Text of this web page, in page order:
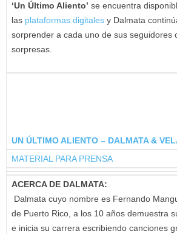
‘Un Último Aliento’ se encuentra
las plataformas digitales y Dalmata
sorprender a cada uno de sus seguidores
sorpresas.
UN ÚLTIMO ALIENTO – DALMATA &
MATERIAL PARA PRENSA
ACERCA DE DALMATA:
Dalmata cuyo nombre es Fernando
de Puerto Rico, a los 10 años demuestra
e inicia su carrera escribiendo canciones